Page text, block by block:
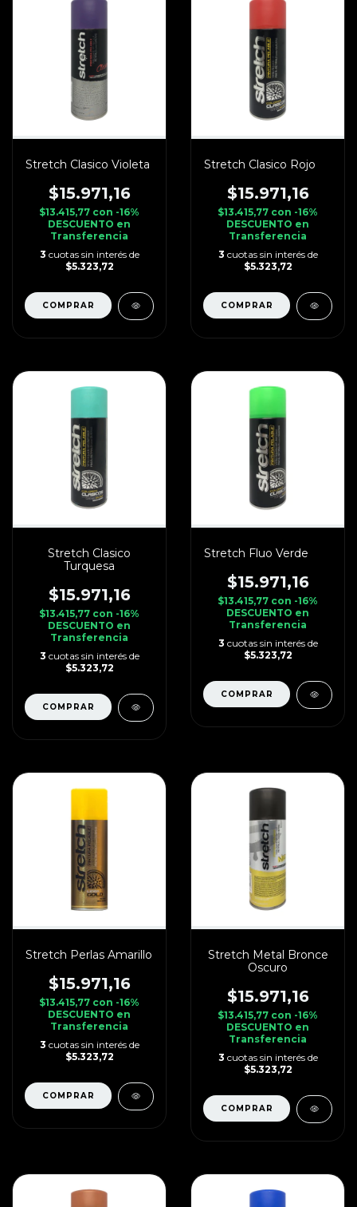
Stretch Clasico Violeta
$15.971,16
$13.415,77 con -16%
DESCUENTO en
Transferencia
3 cuotas sin interés de
$5.323,72
Stretch Clasico Rojo
$15.971,16
$13.415,77 con -16%
DESCUENTO en
Transferencia
3 cuotas sin interés de
$5.323,72
Stretch Clasico
Turquesa
$15.971,16
$13.415,77 con -16%
DESCUENTO en
Transferencia
3 cuotas sin interés de
$5.323,72
Stretch Fluo Verde
$15.971,16
$13.415,77 con -16%
DESCUENTO en
Transferencia
3 cuotas sin interés de
$5.323,72
Stretch Perlas Amarillo
$15.971,16
$13.415,77 con -16%
DESCUENTO en
Transferencia
3 cuotas sin interés de
$5.323,72
Stretch Metal Bronce
Oscuro
$15.971,16
$13.415,77 con -16%
DESCUENTO en
Transferencia
3 cuotas sin interés de
$5.323,72